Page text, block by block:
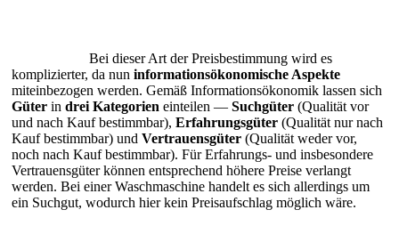
Bei dieser Art der Preisbestimmung wird es
komplizierter, da nun informationsökonomische Aspekte
miteinbezogen werden. Gemäß Informationsökonomik lassen sich
Güter in drei Kategorien einteilen — Suchgüter (Qualität vor
und nach Kauf bestimmbar), Erfahrungsgüter (Qualität nur nach
Kauf bestimmbar) und Vertrauensgüter (Qualität weder vor,
noch nach Kauf bestimmbar). Für Erfahrungs- und insbesondere
Vertrauensgüter können entsprechend höhere Preise verlangt
werden. Bei einer Waschmaschine handelt es sich allerdings um
ein Suchgut, wodurch hier kein Preisaufschlag möglich wäre.